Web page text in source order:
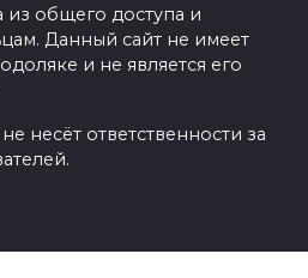
из общего доступа и
Данный сайт не имеет
и не является его
несёт ответственности за